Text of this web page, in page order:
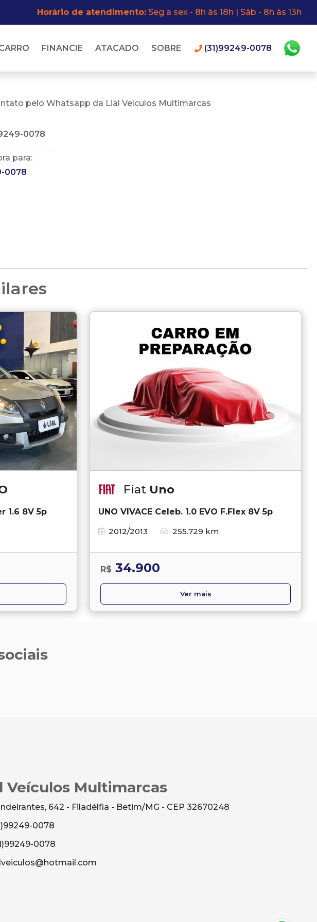
Horário de atendimento: Seg a sex - 8h às 18h | Sáb - 8h às 13h
FINANCIE ATACADO SOBRE (31)99249-0078
pelo Whatsapp da Lial Veículos Multimarcas
0078
para:
0078
1.6 8V 5p
Fiat Uno
UNO VIVACE Celeb. 1.0 EVO F.Flex 8V 5p
2012/2013
255.729 km
R$ 34.900
Ver mais
Veículos Multimarcas
642 - Filadélfia - Betim/MG - CEP 32670248
0078
0078